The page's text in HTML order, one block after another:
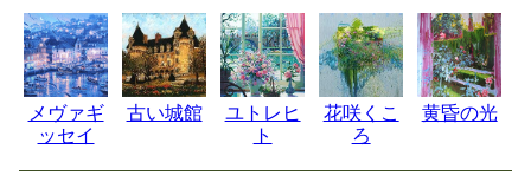
メヴァギ
ッセイ
古い城館
ユトレヒ
ト
花咲くこ
ろ
黄昏の光